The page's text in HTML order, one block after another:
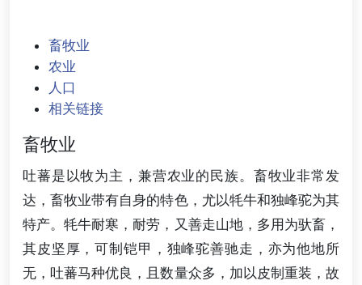
畜牧业
农业
人口
相关链接
畜牧业
吐蕃是以牧为主，兼营农业的民族。畜牧业非常发
达，畜牧业带有自身的特色，尤以牦牛和独峰驼为其
特产。牦牛耐寒，耐劳，又善走山地，多用为驮畜，
其皮坚厚，可制铠甲，独峰驼善驰走，亦为他地所
无，吐蕃马种优良，且数量众多，加以皮制重装，故